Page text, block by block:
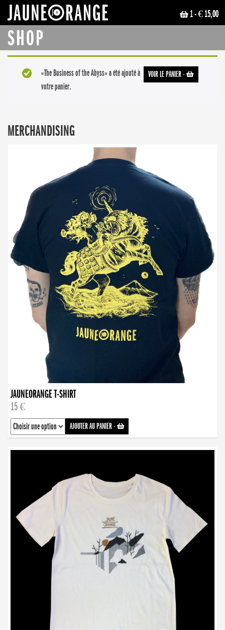
1- € 15,00
SHOP
VOIR LE PANIER-
«The Business of the Abyss» a été ajouté à
votre panier.
MERCHANDISING
JAUNEORANGE T-SHIRT
15 €
AJOUTER AU PANIER-